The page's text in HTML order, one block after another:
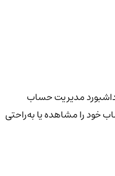
داشبورد مدیریت حساب
خود را مشاهده یا به‌راحتی